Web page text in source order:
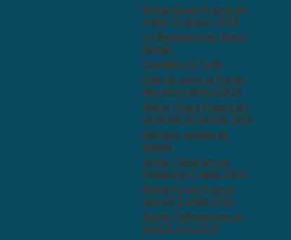
Article Ouest France du
mardi 13 janvier 2015
Le Reigisaho par Kanaï
Senseï
Condition et Tarifs
Fête du sport et Forum
des associations 2014
Article Ouest France du
vendredi 10 janvier 2014
Derniers articles de
presse
Article Télégramme
Dimanche 7 juillet 2013
Article Ouest France
samedi 6 juillet 2013
Article Télégramme du
jeudi 6 Juin 2013